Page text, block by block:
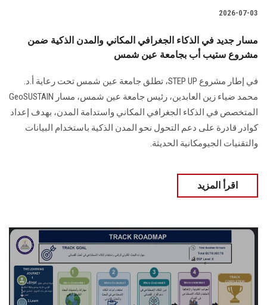
2026-07-03
مسار جديد في الذكاء الجغرافي المكاني والمدن الذكية ضمن
مشروع ستيب أب بجامعة عين شمس
في إطار مشروع STEP UP، تطلق جامعة عين شمس تحت رعاية أ.د.
محمد ضياء زين العابدين، رئيس جامعة عين شمس، مسار GeoSUSTAIN
المتخصص في الذكاء الجغرافي المكاني واستدامة المدن، بهدف إعداد
كوادر قادرة على دعم التحول نحو المدن الذكية باستخدام البيانات
والتقنيات الجيومكانية الحديثة.
اقرأ المزيد